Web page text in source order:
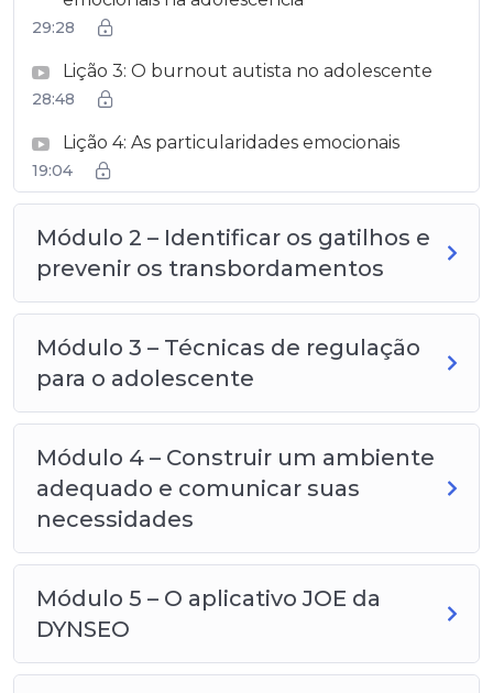
29:28
Lição 3: O burnout autista no adolescente
28:48
Lição 4: As particularidades emocionais
19:04
Módulo 2 – Identificar os gatilhos e
prevenir os transbordamentos
Módulo 3 – Técnicas de regulação
para o adolescente
Módulo 4 – Construir um ambiente
adequado e comunicar suas
necessidades
Módulo 5 – O aplicativo JOE da
DYNSEO